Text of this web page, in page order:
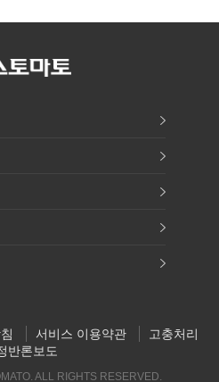
해자
혁신 본격화
서비스 이용약관
고충처리
반론보도
ALL RIGHTS RESERVED.